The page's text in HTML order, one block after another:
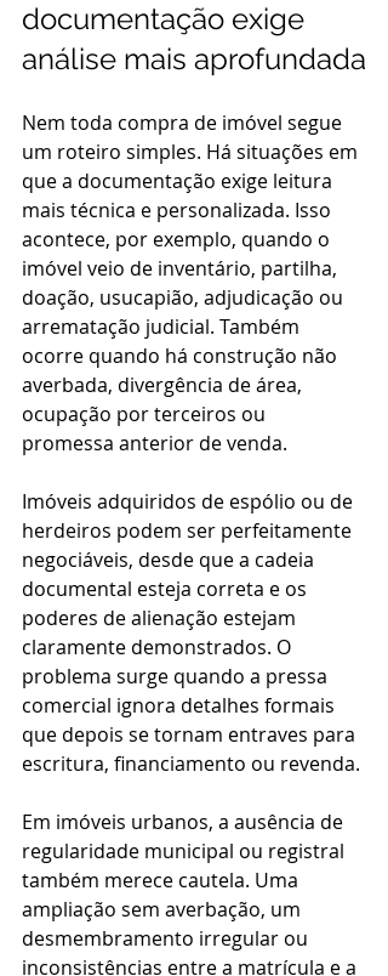
documentação exige
análise mais aprofundada
Nem toda compra de imóvel segue
um roteiro simples. Há situações em
que a documentação exige leitura
mais técnica e personalizada. Isso
acontece, por exemplo, quando o
imóvel veio de inventário, partilha,
doação, usucapião, adjudicação ou
arrematação judicial. Também
ocorre quando há construção não
averbada, divergência de área,
ocupação por terceiros ou
promessa anterior de venda.
Imóveis adquiridos de espólio ou de
herdeiros podem ser perfeitamente
negociáveis, desde que a cadeia
documental esteja correta e os
poderes de alienação estejam
claramente demonstrados. O
problema surge quando a pressa
comercial ignora detalhes formais
que depois se tornam entraves para
escritura, financiamento ou revenda.
Em imóveis urbanos, a ausência de
regularidade municipal ou registral
também merece cautela. Uma
ampliação sem averbação, um
desmembramento irregular ou
inconsistências entre a matrícula e a